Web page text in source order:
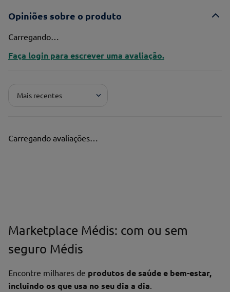
Opiniões sobre o produto
Carregando…
Faça login para escrever uma avaliação.
Mais recentes
Carregando avaliações…
Marketplace Médis: com ou sem
seguro Médis
Encontre milhares de produtos de saúde e bem-estar,
incluindo os que usa no seu dia a dia.